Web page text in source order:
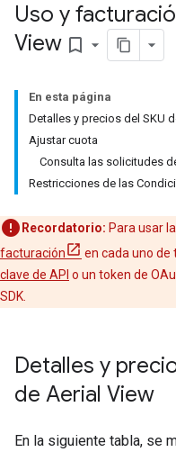
Uso y
View bookmark_border
En esta página
Detalles y precios del SKU
Ajustar cuota
Consulta las solicitudes
Restricciones de las
Recordatorio: Para usar
facturación
en cada uno de
clave de API o un token de
SDK.
Detalles y
de Aerial View
En la siguiente tabla, se